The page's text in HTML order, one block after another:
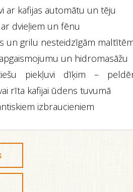
ar kafijas automātu un tēju
dvieļiem un fēnu
un grilu nesteidzīgām
un hidromasāžu
piekļuvi dīķim –
rīta kafijai ūdens tuvumā
izbraucieniem